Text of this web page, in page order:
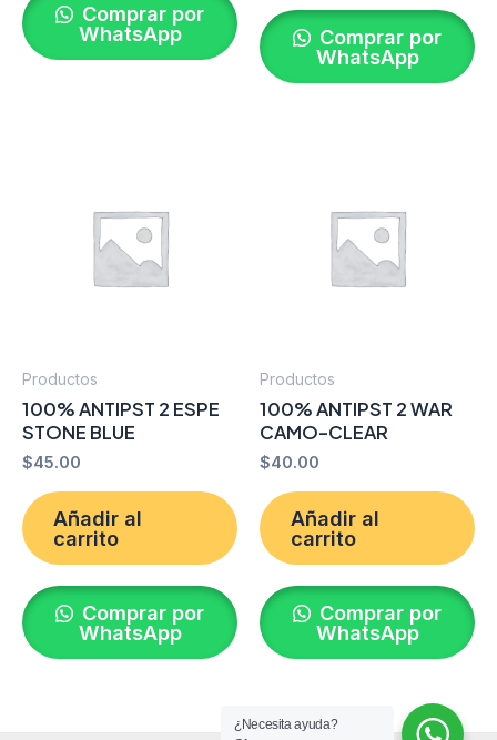
Comprar por
WhatsApp
Comprar por
WhatsApp
Productos
100% ANTIPST 2 ESPE
STONE BLUE
$45.00
Añadir al
carrito
Comprar por
WhatsApp
Productos
100% ANTIPST 2 WAR
CAMO-CLEAR
$40.00
Añadir al
carrito
Comprar por
WhatsApp
¿Necesita ayuda?